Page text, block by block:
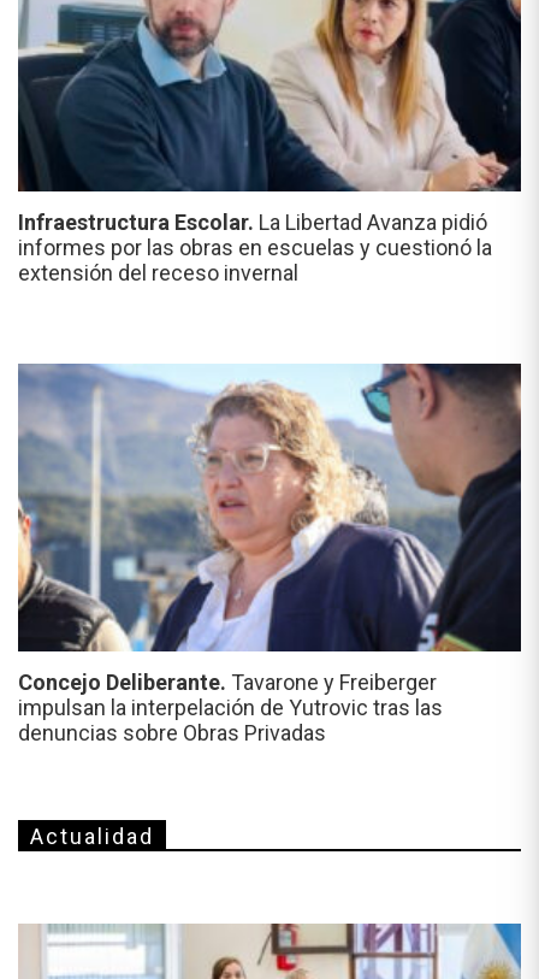
Infraestructura Escolar. La Libertad Avanza pidió
informes por las obras en escuelas y cuestionó la
extensión del receso invernal
Concejo Deliberante. Tavarone y Freiberger
impulsan la interpelación de Yutrovic tras las
denuncias sobre Obras Privadas
Actualidad